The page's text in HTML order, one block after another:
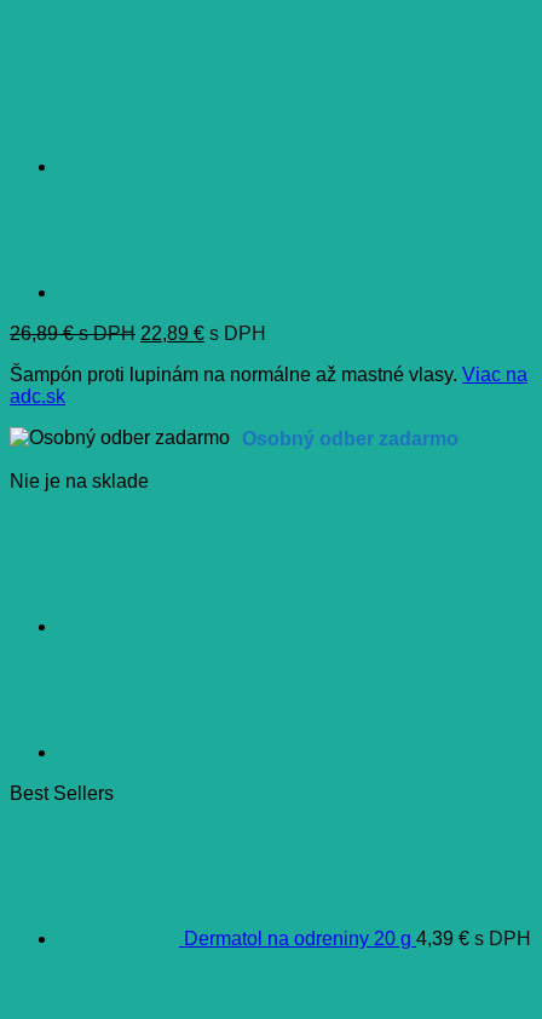
26,89€ s DPH 22,89 € s DPH
Šampón proti lupinám na normálne až mastné vlasy. Viac na
adc.sk
Osobný odber zadarmo
Nie je na sklade
Best Sellers
Dermatol na odreniny 20 g 4,39 € s DPH